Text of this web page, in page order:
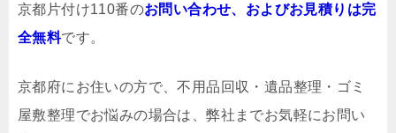
京都片付け110番のお問い合わせ、およびお見積りは完
全無料です。
京都府にお住いの方で、不用品回収・遺品整理・ゴミ
屋敷整理でお悩みの場合は、弊社までお気軽にお問い